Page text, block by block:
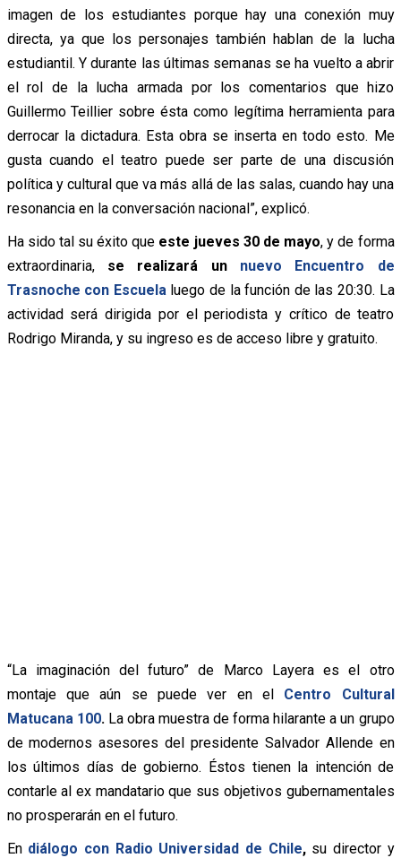
imagen de los estudiantes porque hay una conexión muy
directa, ya que los personajes también hablan de la lucha
estudiantil. Y durante las últimas semanas se ha vuelto a abrir
el rol de la lucha armada por los comentarios que hizo
Guillermo Teillier sobre ésta como legítima herramienta para
derrocar la dictadura. Esta obra se inserta en todo esto. Me
gusta cuando el teatro puede ser parte de una discusión
política y cultural que va más allá de las salas, cuando hay una
resonancia en la conversación nacional”, explicó.
Ha sido tal su éxito que este jueves 30 de mayo, y de forma
extraordinaria, se realizará un nuevo Encuentro de
Trasnoche con Escuela luego de la función de las 20:30. La
actividad será dirigida por el periodista y crítico de teatro
Rodrigo Miranda, y su ingreso es de acceso libre y gratuito.
“La imaginación del futuro” de Marco Layera es el otro
montaje que aún se puede ver en el Centro Cultural
Matucana 100. La obra muestra de forma hilarante a un grupo
de modernos asesores del presidente Salvador Allende en
los últimos días de gobierno. Éstos tienen la intención de
contarle al ex mandatario que sus objetivos gubernamentales
no prosperarán en el futuro.
En diálogo con Radio Universidad de Chile, su director y